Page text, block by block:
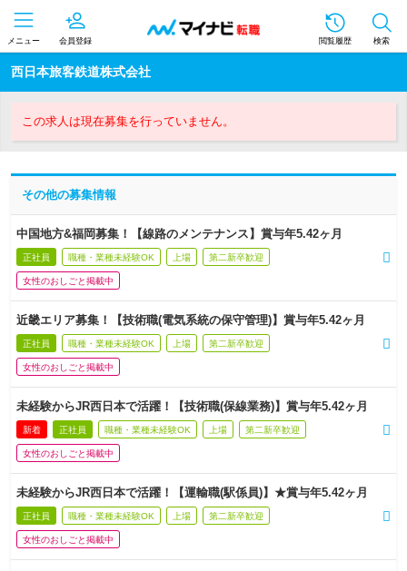
メニュー 会員登録 閲覧履歴 検索
西日本旅客鉄道株式会社
この求人は現在募集を行っていません。
その他の募集情報
中国地方&福岡募集！【線路のメンテナンス】賞与年5.42ヶ月
正社員 職種・業種未経験OK 上場 第二新卒歓迎
女性のおしごと掲載中
近畿エリア募集！【技術職(電気系統の保守管理)】賞与年5.42ヶ月
正社員 職種・業種未経験OK 上場 第二新卒歓迎
女性のおしごと掲載中
未経験からJR西日本で活躍！【技術職(保線業務)】賞与年5.42ヶ月
新着 正社員 職種・業種未経験OK 上場 第二新卒歓迎
女性のおしごと掲載中
未経験からJR西日本で活躍！【運輸職(駅係員)】★賞与年5.42ヶ月
正社員 職種・業種未経験OK 上場 第二新卒歓迎
女性のおしごと掲載中